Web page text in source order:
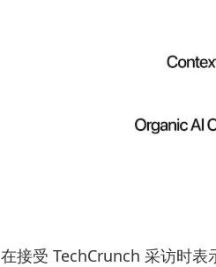
接受 TechCrunch 采访时